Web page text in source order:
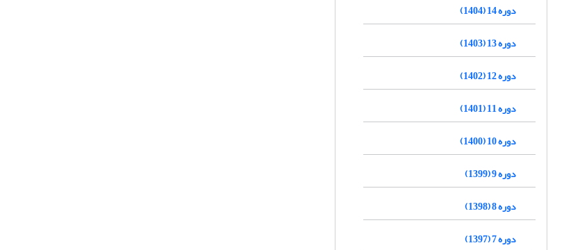
دوره 14 (1404)
دوره 13 (1403)
دوره 12 (1402)
دوره 11 (1401)
دوره 10 (1400)
دوره 9 (1399)
دوره 8 (1398)
دوره 7 (1397)